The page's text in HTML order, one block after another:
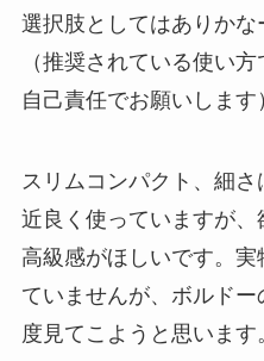
選択肢としてはありかな
（推奨されている使い
自己責任でお願いします
スリムコンパクト、細
近良く使っていますが、
高級感がほしいです。
ていませんが、ボルド
度見てこようと思います